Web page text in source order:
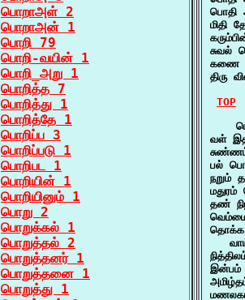
பொறாஅள் 2
பொறாஅன் 1
பொறி 79
பொறி-வயின் 1
பொறி_அறு 1
பொறித்த 7
பொறித்து 1
பொறித்தே 1
பொறிப்ப 3
பொறிப்படு 1
பொறிபட 1
பொறியின் 1
பொறியினும் 1
பொறு 2
பொறுக்கல் 1
பொறுத்தல் 2
பொறுத்தனர் 1
பொறுத்தனை 1
பொறுத்து 1
பொதி
மிதி
சுவல்
கணை
திரு
TOP
வள்
பல்
நறும்
தண்
தொக்க
இன்பம்